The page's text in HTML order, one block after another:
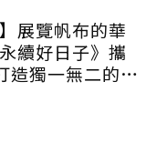
展覽帆布的華
續好日子》攜
造獨一無二的